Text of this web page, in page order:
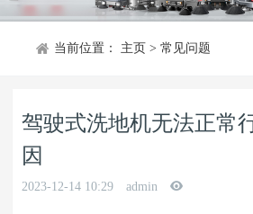
当前位置： 主页 > 常见问题
驾驶式洗地机无法正常
因
2023-12-14 10:29 admin